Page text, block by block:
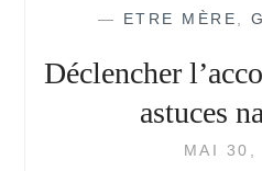
— ETRE MÈRE
Déclencher
astuces
MAI 30,